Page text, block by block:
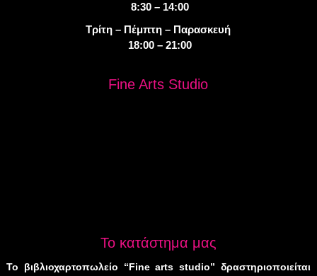
8:30 – 14:00
Τρίτη – Πέμπτη – Παρασκευή
18:00 – 21:00
Fine Arts Studio
Το κατάστημα μας
Το βιβλιοχαρτοπωλείο “Fine arts studio” δραστηριοποιείται